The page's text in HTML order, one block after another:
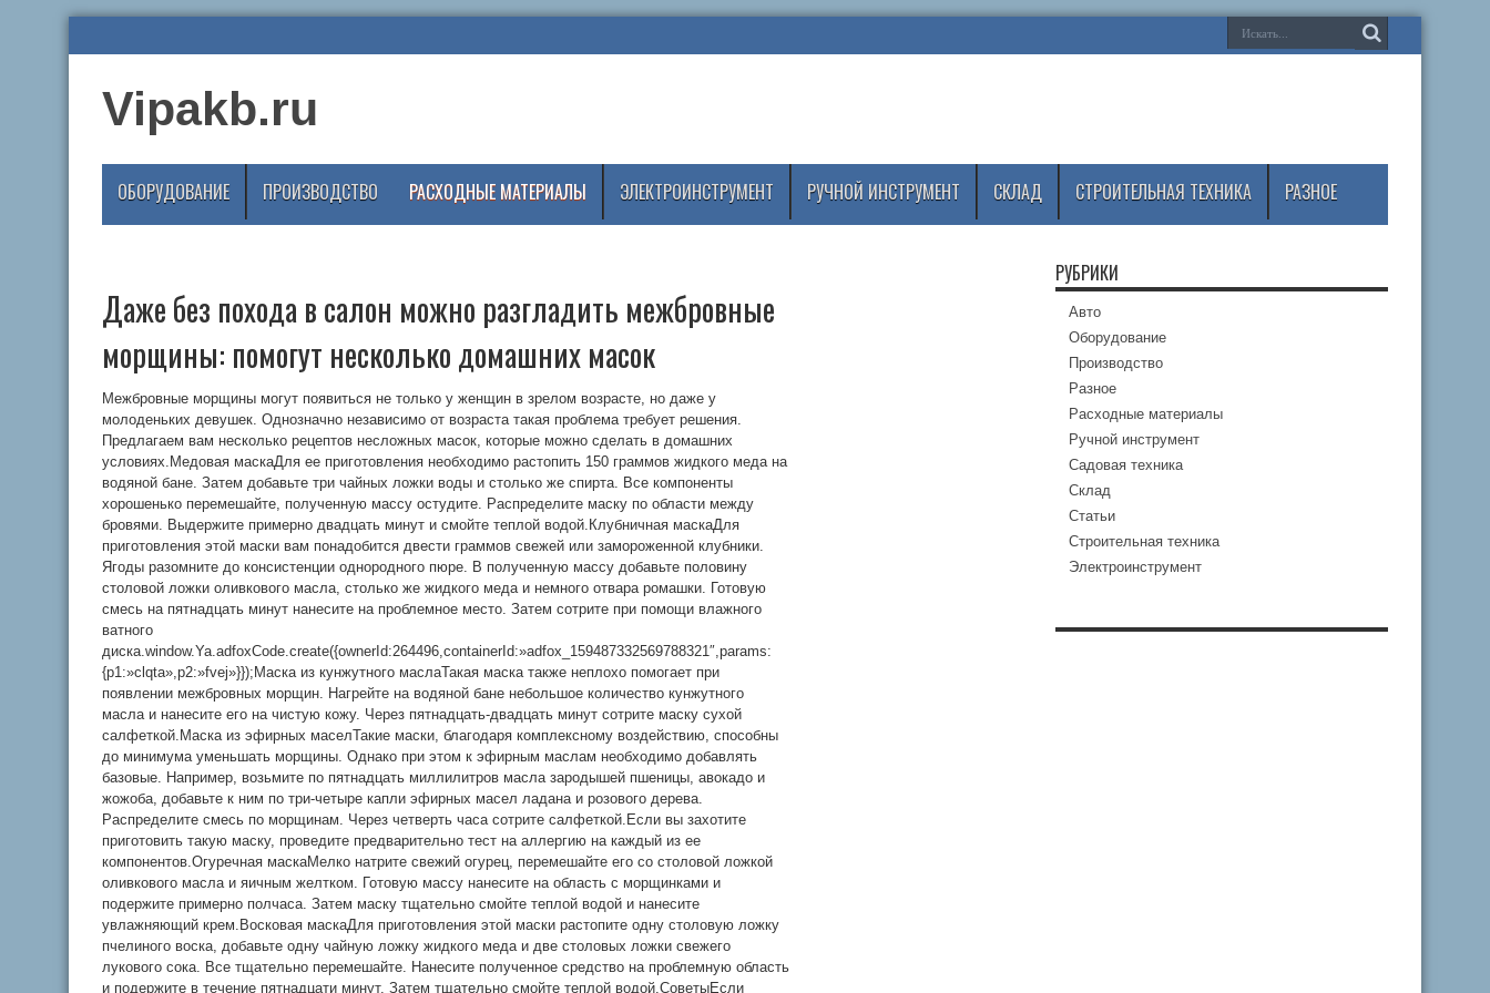
Vipakb.ru
ОБОРУДОВАНИЕ ПРОИЗВОДСТВО РАСХОДНЫЕ МАТЕРИАЛЫ ЭЛЕКТРОИНСТРУМЕНТ РУЧНОЙ ИНСТРУМЕНТ СКЛАД СТРОИТЕЛЬНАЯ ТЕХНИКА РАЗНОЕ
Даже без похода в салон можно разгладить межбровные
морщины: помогут несколько домашних масок
Межбровные морщины могут появиться не только у женщин в зрелом возрасте, но даже у
молоденьких девушек. Однозначно независимо от возраста такая проблема требует решения.
Предлагаем вам несколько рецептов несложных масок, которые можно сделать в домашних
условиях.Медовая маскаДля ее приготовления необходимо растопить 150 граммов жидкого меда на
водяной бане. Затем добавьте три чайных ложки воды и столько же спирта. Все компоненты
хорошенько перемешайте, полученную массу остудите. Распределите маску по области между
бровями. Выдержите примерно двадцать минут и смойте теплой водой.Клубничная маскаДля
приготовления этой маски вам понадобится двести граммов свежей или замороженной клубники.
Ягоды разомните до консистенции однородного пюре. В полученную массу добавьте половину
столовой ложки оливкового масла, столько же жидкого меда и немного отвара ромашки. Готовую
смесь на пятнадцать минут нанесите на проблемное место. Затем сотрите при помощи влажного
ватного
диска.window.Ya.adfoxCode.create({ownerId:264496,containerId:»adfox_159487332569788321″,params:
{p1:»clqta»,p2:»fvej»}});Маска из кунжутного маслаТакая маска также неплохо помогает при
появлении межбровных морщин. Нагрейте на водяной бане небольшое количество кунжутного
масла и нанесите его на чистую кожу. Через пятнадцать-двадцать минут сотрите маску сухой
салфеткой.Маска из эфирных маселТакие маски, благодаря комплексному воздействию, способны
до минимума уменьшать морщины. Однако при этом к эфирным маслам необходимо добавлять
базовые. Например, возьмите по пятнадцать миллилитров масла зародышей пшеницы, авокадо и
жожоба, добавьте к ним по три-четыре капли эфирных масел ладана и розового дерева.
Распределите смесь по морщинам. Через четверть часа сотрите салфеткой.Если вы захотите
приготовить такую маску, проведите предварительно тест на аллергию на каждый из ее
компонентов.Огуречная маскаМелко натрите свежий огурец, перемешайте его со столовой ложкой
оливкового масла и яичным желтком. Готовую массу нанесите на область с морщинками и
подержите примерно полчаса. Затем маску тщательно смойте теплой водой и нанесите
увлажняющий крем.Восковая маскаДля приготовления этой маски растопите одну столовую ложку
пчелиного воска, добавьте одну чайную ложку жидкого меда и две столовых ложки свежего
лукового сока. Все тщательно перемешайте. Нанесите полученное средство на проблемную область
и подержите в течение пятнадцати минут. Затем тщательно смойте теплой водой.СоветыЕсли
РУБРИКИ
Авто
Оборудование
Производство
Разное
Расходные материалы
Ручной инструмент
Садовая техника
Склад
Статьи
Строительная техника
Электроинструмент